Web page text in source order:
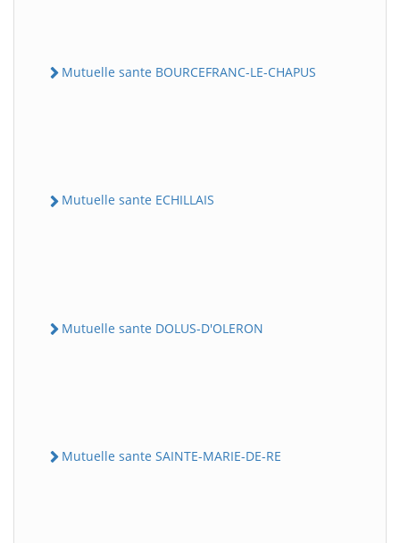
Mutuelle sante BOURCEFRANC-LE-CHAPUS
Mutuelle sante ECHILLAIS
Mutuelle sante DOLUS-D'OLERON
Mutuelle sante SAINTE-MARIE-DE-RE